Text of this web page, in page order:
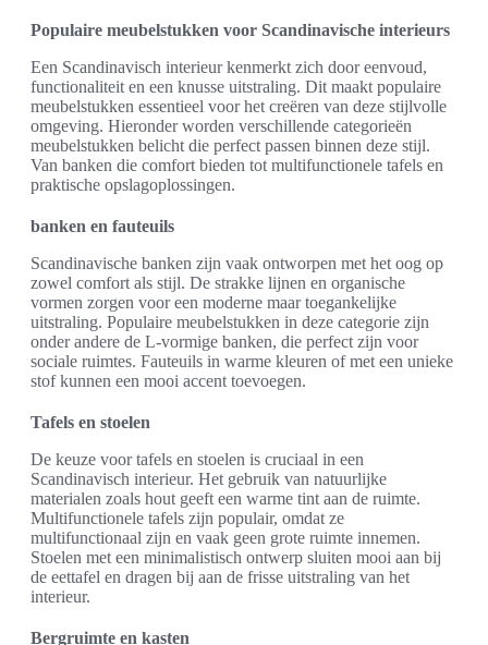
Populaire meubelstukken voor Scandinavische interieurs
Een Scandinavisch interieur kenmerkt zich door eenvoud,
functionaliteit en een knusse uitstraling. Dit maakt populaire
meubelstukken essentieel voor het creëren van deze stijlvolle
omgeving. Hieronder worden verschillende categorieën
meubelstukken belicht die perfect passen binnen deze stijl.
Van banken die comfort bieden tot multifunctionele tafels en
praktische opslagoplossingen.
banken en fauteuils
Scandinavische banken zijn vaak ontworpen met het oog op
zowel comfort als stijl. De strakke lijnen en organische
vormen zorgen voor een moderne maar toegankelijke
uitstraling. Populaire meubelstukken in deze categorie zijn
onder andere de L-vormige banken, die perfect zijn voor
sociale ruimtes. Fauteuils in warme kleuren of met een unieke
stof kunnen een mooi accent toevoegen.
Tafels en stoelen
De keuze voor tafels en stoelen is cruciaal in een
Scandinavisch interieur. Het gebruik van natuurlijke
materialen zoals hout geeft een warme tint aan de ruimte.
Multifunctionele tafels zijn populair, omdat ze
multifunctionaal zijn en vaak geen grote ruimte innemen.
Stoelen met een minimalistisch ontwerp sluiten mooi aan bij
de eettafel en dragen bij aan de frisse uitstraling van het
interieur.
Bergruimte en kasten